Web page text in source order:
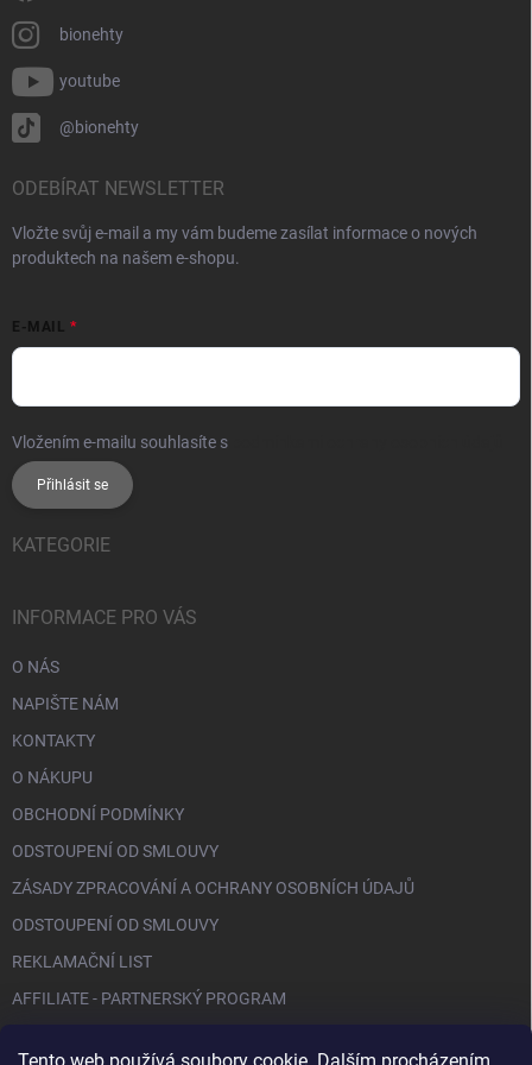
bionehty
youtube
@bionehty
ODEBÍRAT NEWSLETTER
Vložte svůj e-mail a my vám budeme zasílat informace o nových
produktech na našem e-shopu.
E-MAIL
Vložením e-mailu souhlasíte s
Přihlásit se
KATEGORIE
INFORMACE PRO VÁS
O NÁS
NAPIŠTE NÁM
KONTAKTY
O NÁKUPU
OBCHODNÍ PODMÍNKY
ODSTOUPENÍ OD SMLOUVY
ZÁSADY ZPRACOVÁNÍ A OCHRANY OSOBNÍCH ÚDAJŮ
ODSTOUPENÍ OD SMLOUVY
REKLAMAČNÍ LIST
AFFILIATE - PARTNERSKÝ PROGRAM